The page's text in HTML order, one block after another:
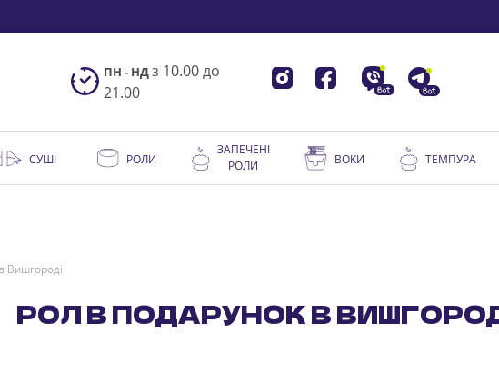
ПН - НДз 10.00 до
21.00
СУШІ РОЛИ
ЗАПЕЧЕНІ
РОЛИ
ВОКИ ТЕМПУРА
Вишгороді
РОЛ В ПОДАРУНОК В